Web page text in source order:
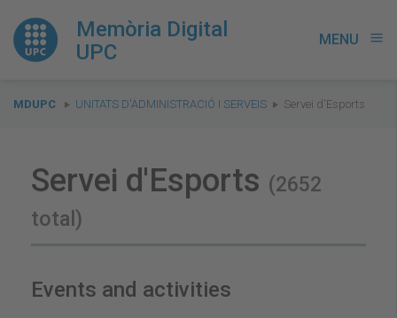
Memòria Digital
UPC
MENU menu
You
MDUPC UNITATS D'ADMINISTRACIÓ I SERVEIS Servei d'Esports
Servei d'Esports (2652
total)
Events and activities